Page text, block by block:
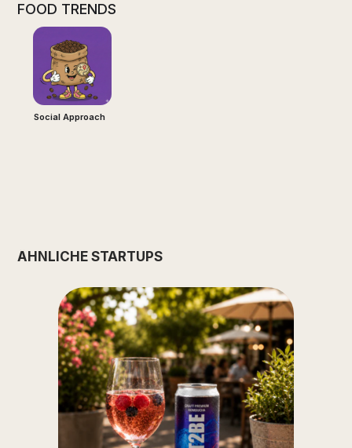
FOOD TRENDS
Social Approach
ÄHNLICHE STARTUPS